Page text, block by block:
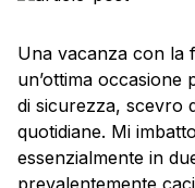
stabilitasi in Scozia
Una vacanza con la
un’ottima occasione
di sicurezza, scevro
quotidiane. Mi
essenzialmente in
prevalentemente